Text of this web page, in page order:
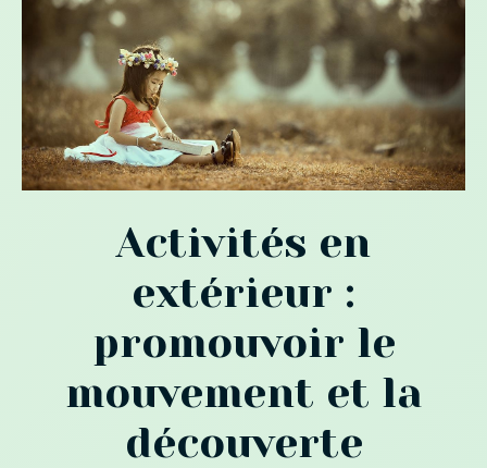
Activités en
extérieur :
promouvoir le
mouvement et la
découverte